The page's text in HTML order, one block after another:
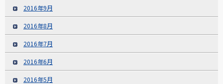
2016年9月
2016年8月
2016年7月
2016年6月
2016年5月